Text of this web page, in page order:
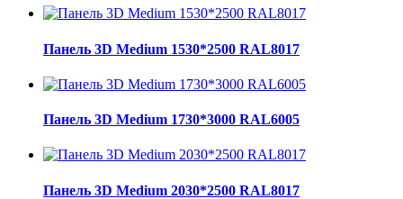
Панель 3D Medium 1530*2500 RAL8017
Панель 3D Medium 1730*3000 RAL6005
Панель 3D Medium 2030*2500 RAL8017